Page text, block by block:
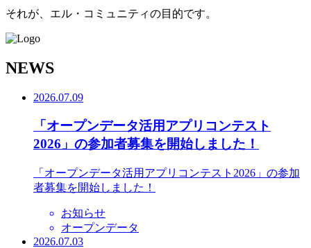
それが、エル・コミュニティの目的です。
NEWS
2026.07.09
「オープンデータ活用アプリコンテスト
2026」の参加者募集を開始しました！
「オープンデータ活用アプリコンテスト2026」の参加
者募集を開始しました！
お知らせ
オープンデータ
2026.07.03